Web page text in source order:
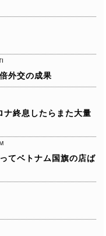
外交の成果
ナ終息したらまた大量
てベトナム国旗の店ば